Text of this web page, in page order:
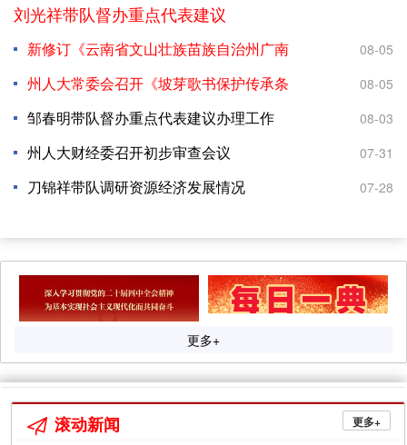
刘光祥带队督办重点代表建议
新修订《云南省文山壮族苗族自治州广南
历史文化名城保护管理条例...
08-05
州人大常委会召开《坡芽歌书保护传承条
例（草案）》专家论证会
08-05
邹春明带队督办重点代表建议办理工作 08-03
州人大财经委召开初步审查会议 07-31
刀锦祥带队调研资源经济发展情况 07-28
更多+
 滚动新闻 更多+